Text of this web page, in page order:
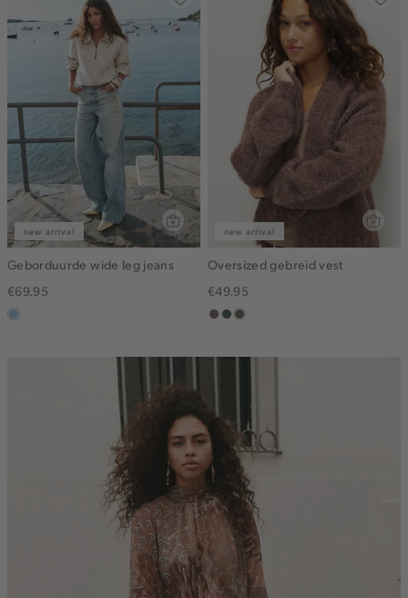
new arrival
Geborduurde wide leg jeans
€69.95
blauw,
new arrival
Oversized gebreid vest
€49.95
taupe
groen,
bruin